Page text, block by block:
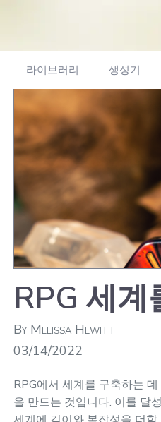
라이브러리 생성기
RPG 세
By Melissa Hewitt
03/14/2022
RPG에서 세계를 구축하는
을 만드는 것입니다. 이를 달